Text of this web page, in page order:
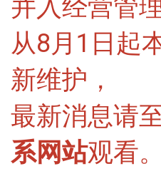
并入经营管
从8月1日起
新维护，
最新消息请
系网站观看。